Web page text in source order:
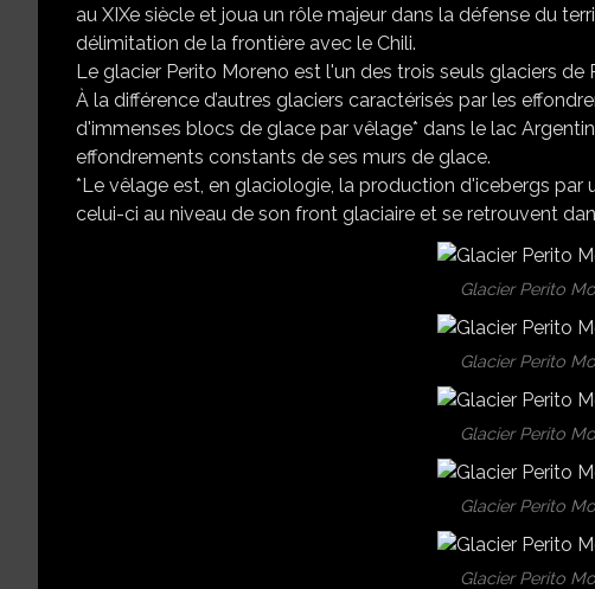
au XIXe siècle et joua un rôle majeur dans la défense du
délimitation de la frontière avec le Chili.
Le glacier Perito Moreno est l'un des trois seuls glaciers de
À la différence d’autres glaciers caractérisés par les
d'immenses blocs de glace par vêlage* dans le lac
effondrements constants de ses murs de glace.
*Le vêlage est, en glaciologie, la production d'icebergs
celui-ci au niveau de son front glaciaire et se retrouvent
Glacier Perito
Glacier Perito
Glacier Perito
Glacier Perito
Glacier Perito